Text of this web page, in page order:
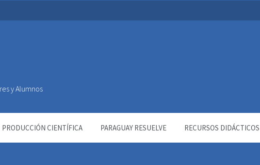
y Alumnos
PRODUCCIÓN CIENTÍFICA PARAGUAY RESUELVE RECURSOS DIDÁCTICOS